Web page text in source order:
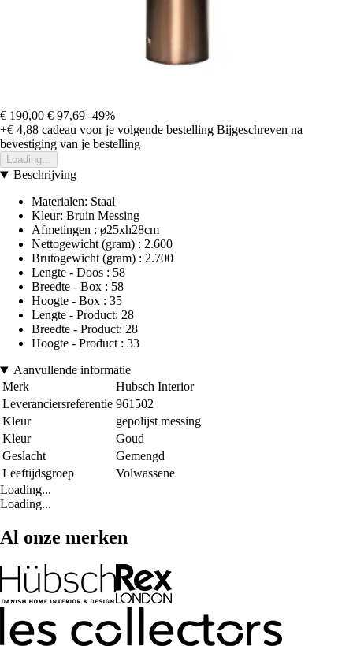
€ 190,00 € 97,69 -49%
+€ 4,88 cadeau voor je volgende bestelling Bijgeschreven na
bevestiging van je bestelling
Loading...
Beschrijving
Materialen: Staal
Kleur: Bruin Messing
Afmetingen : ø25xh28cm
Nettogewicht (gram) : 2.600
Brutogewicht (gram) : 2.700
Lengte - Doos : 58
Breedte - Box : 58
Hoogte - Box : 35
Lengte - Product: 28
Breedte - Product: 28
Hoogte - Product : 33
Aanvullende informatie
Merk
Hubsch Interior
Leveranciersreferentie 961502
Kleur
gepolijst messing
Kleur
Goud
Geslacht
Gemengd
Leeftijdsgroep
Volwassene
Loading...
Loading...
Al onze merken